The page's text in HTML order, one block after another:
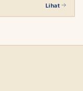
Lihat